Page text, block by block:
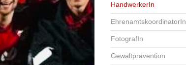
HandwerkerIn
EhrenamtskoordinatorIn
FotografIn
Gewaltprävention